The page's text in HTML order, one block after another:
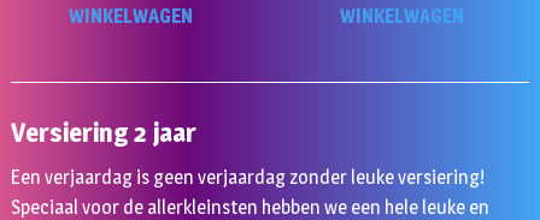
WINKELWAGEN
WINKELWAGEN
Versiering 2 jaar
Een verjaardag is geen verjaardag zonder leuke versiering!
Speciaal voor de allerkleinsten hebben we een hele leuke en